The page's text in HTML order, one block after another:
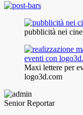
pubblicità nei
Maxi lettere per
logo3d.com
Senior Reportar